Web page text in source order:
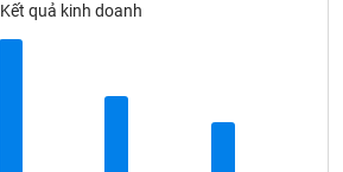
Kết quả kinh doanh